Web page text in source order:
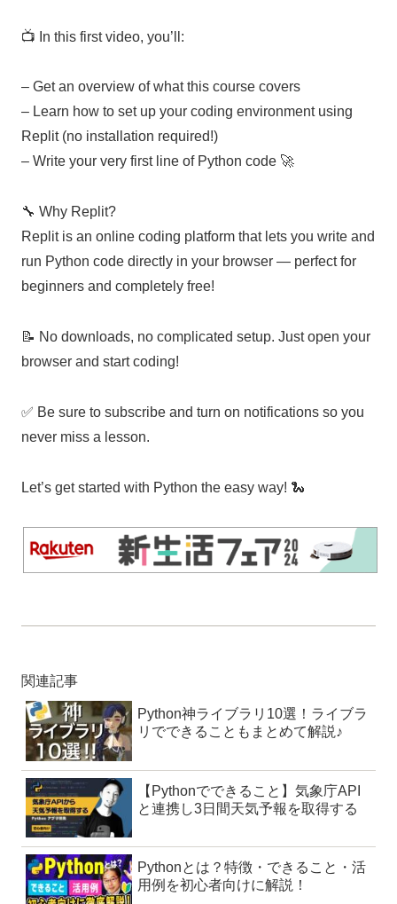
📺 In this first video, you’ll:
– Get an overview of what this course covers
– Learn how to set up your coding environment using
Replit (no installation required!)
– Write your very first line of Python code 🚀
🔧 Why Replit?
Replit is an online coding platform that lets you write and
run Python code directly in your browser — perfect for
beginners and completely free!
📝 No downloads, no complicated setup. Just open your
browser and start coding!
✅ Be sure to subscribe and turn on notifications so you
never miss a lesson.
Let’s get started with Python the easy way! 🐍
関連記事
Python神ライブラリ10選！ライブラ
リでできることもまとめて解説♪
【Pythonでできること】気象庁API
と連携し3日間天気予報を取得する
Pythonとは？特徴・できること・活
用例を初心者向けに解説！